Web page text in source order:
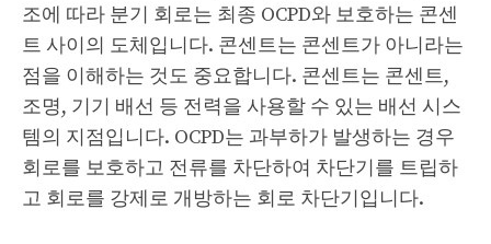
조에 따라 분기 회로는 최종 OCPD와 보호하는 콘센
트 사이의 도체입니다. 콘센트는 콘센트가 아니라는
점을 이해하는 것도 중요합니다. 콘센트는 콘센트,
조명, 기기 배선 등 전력을 사용할 수 있는 배선 시스
템의 지점입니다. OCPD는 과부하가 발생하는 경우
회로를 보호하고 전류를 차단하여 차단기를 트립하
고 회로를 강제로 개방하는 회로 차단기입니다.